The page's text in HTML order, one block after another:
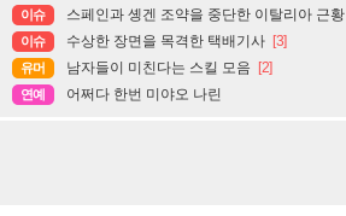
이슈 스페인과 솅겐 조약을 중단한 이탈리아 근황
이슈 수상한 장면을 목격한 택배기사 [3]
유머 남자들이 미친다는 스킬 모음 [2]
연예 어쩌다 한번 미야오 나린